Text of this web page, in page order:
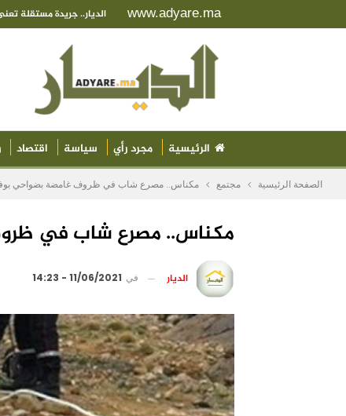
www.adyare.ma الديار.. جريدة مستقلة
الرئيسية مجرد رأي سياسة اقتصاد
الصفحة الرئيسية مجتمع مكناس.. مصرع شاب في ظروف غامضة بضواحي
مكناس.. مصرع شاب في
الديار في 11/06/2021 - 14:23